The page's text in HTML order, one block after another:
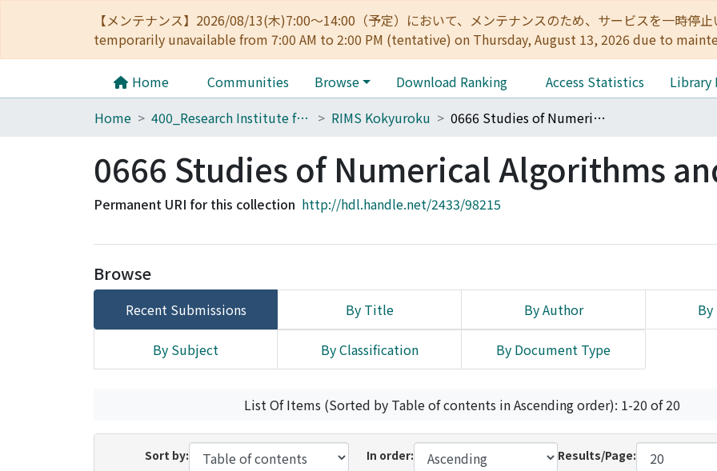
【メンテナンス】2026/08/13(木)7:00～14:00（予定）において、メンテナンスのため、サービスを一時
temporarily unavailable from 7:00 AM to 2:00 PM (tentative) on Thursday, August 13, 2026 due to
Home Communities Browse Download Ranking Access Statistics
Library
Home
400_Research Institute for Mathematical Sciences RIMS Kokyuroku 0666 Studies of Numerical Algorithms and ??
0666 Studies of Numerical Algorithms
Permanent URI for this collection http://hdl.handle.net/2433/98215
Browse
Recent Submissions By Title By Author By
By Subject By Classification By Document Type
List Of Items (Sorted by Table of contents in Ascending order): 1-20 of 20
Sort by: In order: Results/Page: